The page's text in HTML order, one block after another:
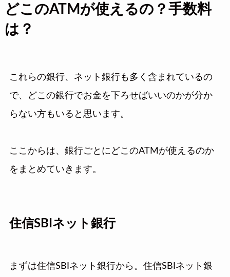
どこのATMが使えるの？手数料
は？
これらの銀行、ネット銀行も多く含まれているの
で、どこの銀行でお金を下ろせばいいのかが分か
らない方もいると思います。
ここからは、銀行ごとにどこのATMが使えるのか
をまとめていきます。
住信SBIネット銀行
まずは住信SBIネット銀行から。住信SBIネット銀